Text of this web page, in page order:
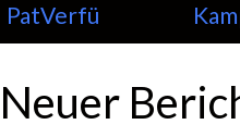
PatVerfü
Neuer